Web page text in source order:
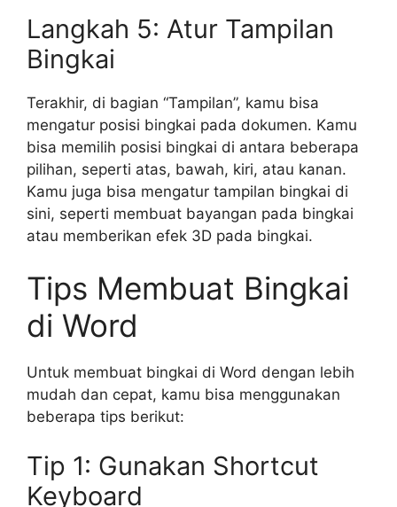
Langkah 5: Atur Tampilan
Bingkai
Terakhir, di bagian “Tampilan”, kamu bisa
mengatur posisi bingkai pada dokumen. Kamu
bisa memilih posisi bingkai di antara beberapa
pilihan, seperti atas, bawah, kiri, atau kanan.
Kamu juga bisa mengatur tampilan bingkai di
sini, seperti membuat bayangan pada bingkai
atau memberikan efek 3D pada bingkai.
Tips Membuat Bingkai
di Word
Untuk membuat bingkai di Word dengan lebih
mudah dan cepat, kamu bisa menggunakan
beberapa tips berikut:
Tip 1: Gunakan Shortcut
Keyboard